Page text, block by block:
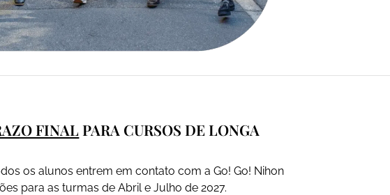
FINAL PARA CURSOS DE LONGA
os alunos entrem em contato com a Go! Go! Nihon
para as turmas de Abril e Julho de 2027.